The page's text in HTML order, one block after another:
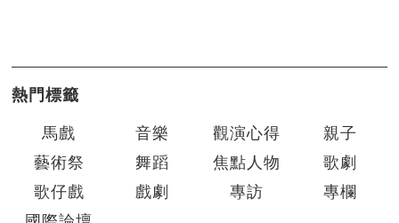
熱門標籤
馬戲 音樂 觀演心得
親子
藝術祭
舞蹈 焦點人物
歌劇
歌仔戲
戲劇 專訪
專欄